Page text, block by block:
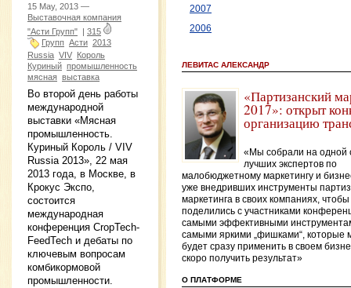
15 May, 2013 —
Выставочная компания
"Асти Групп" | 315
Групп Асти 2013
Russia VIV Король
Куриный промышленность
мясная выставка
Во второй день работы
международной
выставки «Мясная
промышленность.
Куриный Король / VIV
Russia 2013», 22 мая
2013 года, в Москве, в
Крокус Экспо,
состоится
международная
конференция CropTech-
FeedTech и дебаты по
ключевым вопросам
комбикормовой
промышленности.
2007
2006
ЛЕВИТАС АЛЕКСАНДР
«Партизанский
2017»: открыт
организацию
«Мы собрали на одной
лучших экспертов по
малобюджетному маркетингу и
уже внедривших инструменты
маркетинга в своих компаниях,
поделились с участниками
самыми эффективными
самыми яркими „фишками“, которые
будет сразу применить в своем
скоро получить результат»
О ПЛАТФОРМЕ